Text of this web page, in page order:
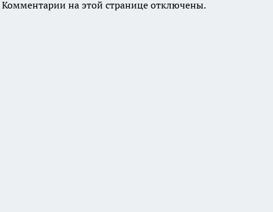
Комментарии на этой странице отключены.